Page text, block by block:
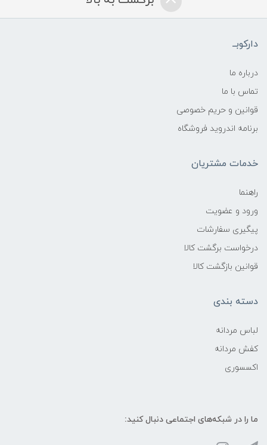
دارکوبــ
درباره ما
تماس با ما
قوانین و حریم خصوصی
برنامه اندروید فروشگاه
خدمات مشتریان
راهنما
ورود و عضویت
پیگیری سفارشات
درخواست برگشت کالا
قوانین بازگشت کالا
دسته بندی
لباس مردانه
کفش مردانه
اکسسوری
ما را در شبکه‌های اجتماعی دنبال کنید: